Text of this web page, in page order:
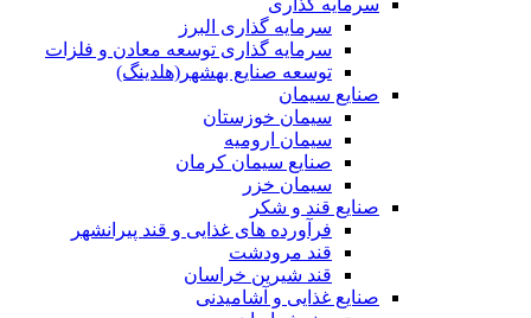
سرمایه گذاری البرز
سرمایه گذاری توسعه معادن و فلزات
توسعه‌ صنایع‌ بهشهر(هلدینگ)
صنایع سیمان
سیمان خوزستان
سیمان ارومیه
صنایع سیمان کرمان
سیمان خزر
صنایع قند و شکر
فرآورده های غذایی و قند پیرانشهر
قند مرودشت
قند شیرین خراسان
صنایع غذايی و آشاميدنی